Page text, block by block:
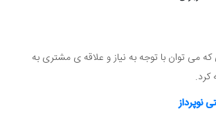
که می توان با توجه به نیاز و علاقه ی مشتری به
کرد.
نوپرداز